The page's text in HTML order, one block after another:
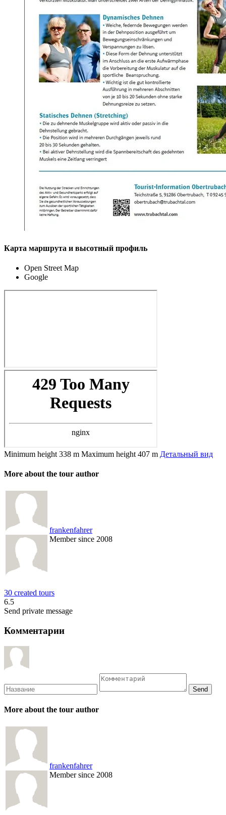
Карта маршрута и высотный профиль
Open Street Map
Google
Minimum height 338 m Maximum height 407 m Детальный вид
More about the tour author
frankenfahrer
Member since 2008
30 created tours
6.5
Send private message
Комментарии
More about the tour author
frankenfahrer
Member since 2008